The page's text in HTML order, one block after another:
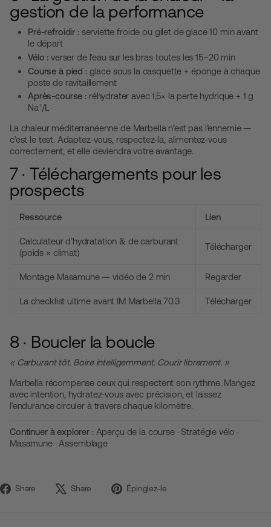
gestion de la performance
Pré-refroidir :serviette froide ou gilet de glace 10 min avant
le départ
Vélo : verser de l’eau sur les bras toutes les 15–20 min
Course à pied :glace sous la casquette + éponge à chaque
poste de ravitaillement
Après-course :réhydrater avec 1,5× la perte hydrique + 1 g
Na⁺/L
La chaleur méditerranéenne de Marbella n’est pas l’ennemie —
c’est le test. Adaptez-vous, respectez-la, alimentez-vous
correctement, et elle deviendra votre avantage.
7 · Téléchargements pour les
prospects
Ressource Lien
Calculateur d’hydratation & de carburant
(poids × climat)
Télécharger
Montage Masamune — vidéo de 2 min Regarder
La checklist ultime avant IM Marbella 70.3 Télécharger
8 · Boucler la boucle
« Carburant tôt. Boire intelligemment. Courir librement. »
Marbella récompense ceux qui respectent son rythme. Mangez
avec intention, hydratez-vous avec précision, et laissez
l’endurance circuler à travers chaque kilomètre.
Continuer à explorer : Aperçu de la course· Stratégie vélo ·
Masamune· Assemblage
Share
PartagerShare
TweeterÉpinglez-le